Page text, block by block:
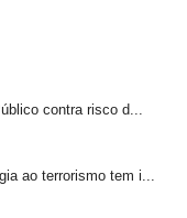
contra risco d...
ao terrorismo tem i...